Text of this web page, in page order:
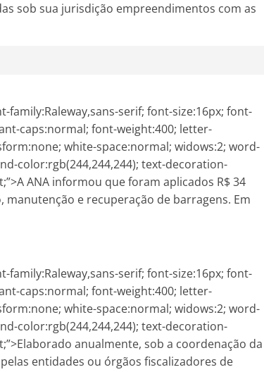
sob sua jurisdição empreendimentos com as
family:Raleway,sans-serif; font-size:16px; font-
caps:normal; font-weight:400; letter-
white-space:normal; widows:2; word-
color:rgb(244,244,244); text-decoration-
ANA informou que foram aplicados R$ 34
e recuperação de barragens. Em
family:Raleway,sans-serif; font-size:16px; font-
caps:normal; font-weight:400; letter-
white-space:normal; widows:2; word-
color:rgb(244,244,244); text-decoration-
anualmente, sob a coordenação da
entidades ou órgãos fiscalizadores de